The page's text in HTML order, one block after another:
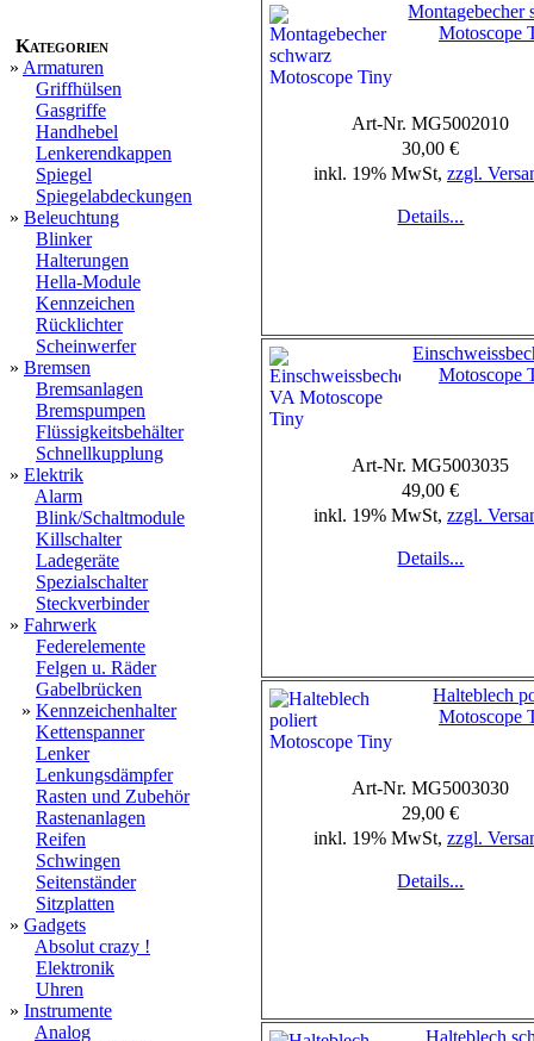
Kategorien
» Armaturen
Griffhülsen
Gasgriffe
Handhebel
Lenkerendkappen
Spiegel
Spiegelabdeckungen
» Beleuchtung
Blinker
Halterungen
Hella-Module
Kennzeichen
Rücklichter
Scheinwerfer
» Bremsen
Bremsanlagen
Bremspumpen
Flüssigkeitsbehälter
Schnellkupplung
» Elektrik
Alarm
Blink/Schaltmodule
Killschalter
Ladegeräte
Spezialschalter
Steckverbinder
» Fahrwerk
Federelemente
Felgen u. Räder
Gabelbrücken
» Kennzeichenhalter
Kettenspanner
Lenker
Lenkungsdämpfer
Rasten und Zubehör
Rastenanlagen
Reifen
Schwingen
Seitenständer
Sitzplatten
» Gadgets
Absolut crazy !
Elektronik
Uhren
» Instrumente
Analog
Montagebecher
Motoscope
Art-Nr. MG5002010
30,00 €
inkl. 19% MwSt, zzgl.
Details...
Motoscope
Art-Nr. MG5003035
49,00 €
inkl. 19% MwSt, zzgl.
Details...
Halteblech
Motoscope
Art-Nr. MG5003030
29,00 €
inkl. 19% MwSt, zzgl.
Details...
Halteblech